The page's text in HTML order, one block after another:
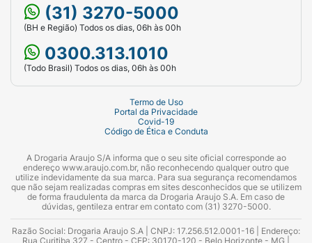
(31) 3270-5000
(BH e Região) Todos os dias, 06h às 00h
0300.313.1010
(Todo Brasil) Todos os dias, 06h às 00h
Termo de Uso
Portal da Privacidade
Covid-19
Código de Ética e Conduta
A Drogaria Araujo S/A informa que o seu site oficial corresponde ao
endereço www.araujo.com.br, não reconhecendo qualquer outro que
utilize indevidamente da sua marca. Para sua segurança recomendamos
que não sejam realizadas compras em sites desconhecidos que se utilizem
de forma fraudulenta da marca da Drogaria Araujo S.A. Em caso de
dúvidas, gentileza entrar em contato com (31) 3270-5000.
Razão Social: Drogaria Araujo S.A | CNPJ: 17.256.512.0001-16 | Endereço:
Rua Curitiba 327 - Centro - CEP: 30170-120 - Belo Horizonte - MG |